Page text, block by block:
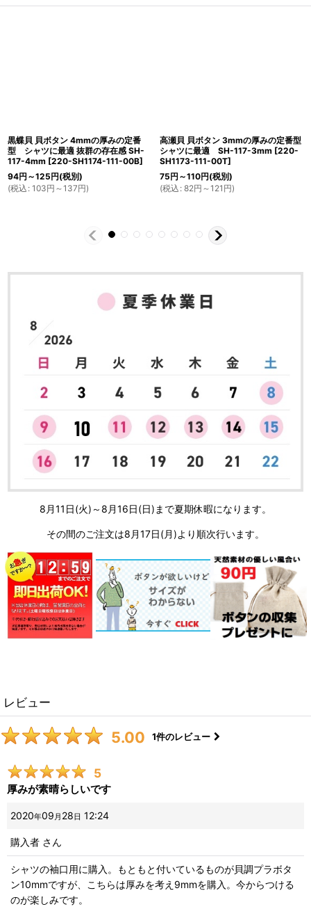
黒蝶貝 貝ボタン 4mmの厚みの定番
型 シャツに最適 抜群の存在感 SH-
117-4mm [220-SH1174-111-00B]
94円 ～125円(税別)
(税込 : 103円 ～137円)
高瀬貝 貝ボタン 3mmの厚みの定番型
シャツに最適 SH-117-3mm [220-
SH1173-111-00T]
75円 ～110円(税別)
(税込 : 82円 ～121 円)
8月11日(火)～8月16日(日)まで夏期休暇になります。
その間のご注文は8月17日(月)より順次行います。
レビュー
5.00 1件のレビュー
5
厚みが素晴らしいです
2020年09 月 28日 12:24
購入者 さん
シャツの袖口用に購入。もともと付いているものが貝調プラボタ
ン10mmですが、こちらは厚みを考え9mmを購入。今からつける
のが楽しみです。